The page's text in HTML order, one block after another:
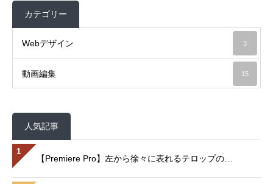
カテゴリー
Webデザイン 3
動画編集 15
人気記事
1
【Premiere Pro】左から徐々に表れるテロップの…